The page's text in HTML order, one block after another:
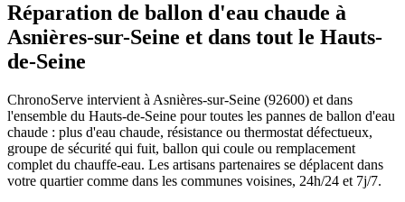
Réparation de ballon d'eau chaude à
Asnières-sur-Seine et dans tout le Hauts-
de-Seine
ChronoServe intervient à Asnières-sur-Seine (92600) et dans
l'ensemble du Hauts-de-Seine pour toutes les pannes de ballon d'eau
chaude : plus d'eau chaude, résistance ou thermostat défectueux,
groupe de sécurité qui fuit, ballon qui coule ou remplacement
complet du chauffe-eau. Les artisans partenaires se déplacent dans
votre quartier comme dans les communes voisines, 24h/24 et 7j/7.